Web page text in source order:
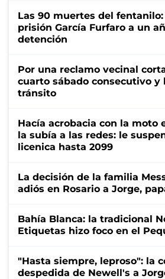
Las 90 muertes del
prisión García Furfaro a un
detención
Por una reclamo vecinal
cuarto sábado consecutivo y
tránsito
Hacía acrobacia con la moto
la subía a las redes: le
licenica hasta 2099
La decisión de la familia
adiós en Rosario a Jorge,
Bahía Blanca: la tradicional
Etiquetas hizo foco en el
"Hasta siempre, leproso": la
despedida de Newell's a